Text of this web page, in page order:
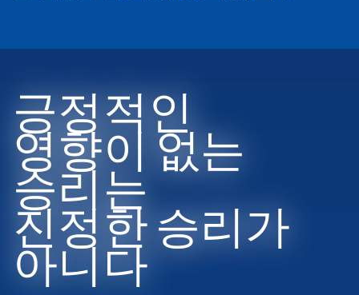
긍정적인
영향이 없는
승리는
진정한 승리가
아니다